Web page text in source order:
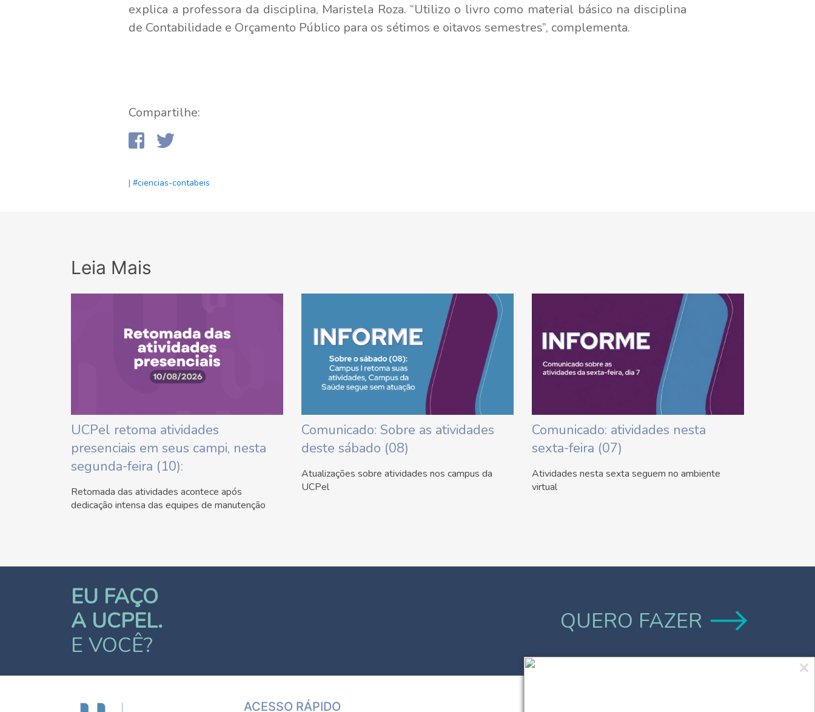
explica a professora da disciplina, Maristela Roza. “Utilizo o livro como material básico na disciplina
de Contabilidade e Orçamento Público para os sétimos e oitavos semestres”, complementa.
Compartilhe:
| #ciencias-contabeis
Leia Mais
UCPel retoma atividades
presenciais em seus campi, nesta
segunda-feira (10):
Retomada das atividades acontece após
dedicação intensa das equipes de manutenção
Comunicado: Sobre as atividades
deste sábado (08)
Atualizações sobre atividades nos campus da
UCPel
Comunicado: atividades nesta
sexta-feira (07)
Atividades nesta sexta seguem no ambiente
virtual
EU FAÇO
A UCPEL.
E VOCÊ?
QUERO FAZER
ACESSO RÁPIDO